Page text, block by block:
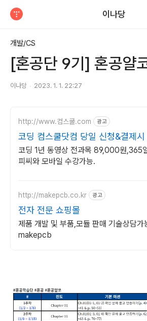
이나당
개발/CS
[혼공단 9기] 혼공얄
이나당 2023. 1. 1. 22:27
http://www.컴스쿨.com 광고
코딩 컴스쿨닷컴 당일 신청&결제시
프티콘!
코딩 1년 동영상 전과목 89,000원,365
피씨와 모바일 수강가능.
http://makepcb.co.kr 광고
전자 전문 쇼핑몰
제품 개발 및 부품,모듈 판매 기술상담가능 카톡ID :
makepcb